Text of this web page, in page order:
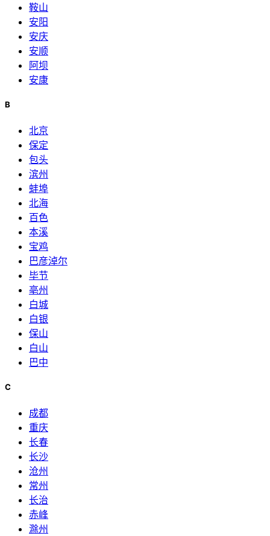
鞍山
安阳
安庆
安顺
阿坝
安康
B
北京
保定
包头
滨州
蚌埠
北海
百色
本溪
宝鸡
巴彦淖尔
毕节
亳州
白城
白银
保山
白山
巴中
C
成都
重庆
长春
长沙
沧州
常州
长治
赤峰
滁州